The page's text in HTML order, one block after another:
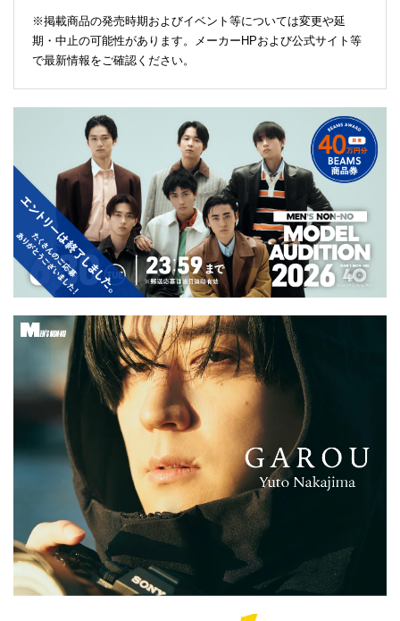
※掲載商品の発売時期およびイベント等については変更や延
期・中止の可能性があります。メーカーHPおよび公式サイト等
で最新情報をご確認ください。